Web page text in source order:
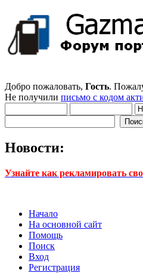
Добро пожаловать, Гость.
Не получили письмо с кодом
Новости:
Узнайте как рекламировать
Начало
На основной сайт
Помощь
Поиск
Вход
Регистрация